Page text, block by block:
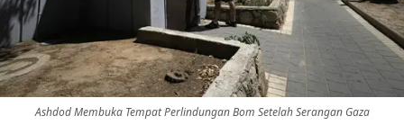
Ashdod Membuka Tempat Perlindungan Bom Setelah Serangan Gaza